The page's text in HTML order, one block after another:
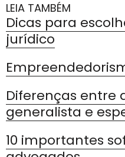
LEIA TAMBÉM
Dicas para
jurídico
Diferenças entre
generalista e
10 importantes